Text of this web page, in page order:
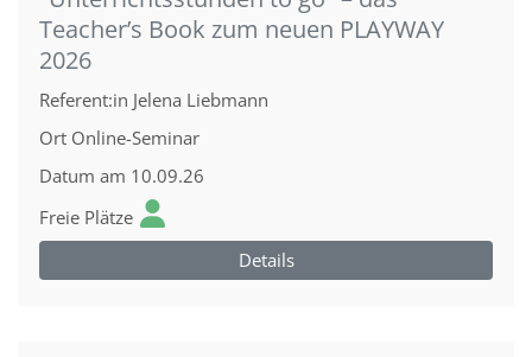
Teacher’s Book zum neuen PLAYWAY
2026
Referent:in Jelena Liebmann
Ort Online-Seminar
Datum am 10.09.26
Freie Plätze
Details